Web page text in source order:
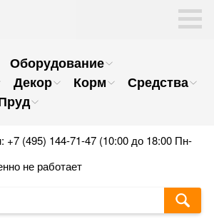
Оборудование
Декор Корм
Средства
+7 (495) 144-71-47 (10:00 до 18:00 Пн-
не работает